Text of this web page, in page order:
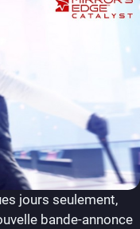
jours seulement,
bande-annonce